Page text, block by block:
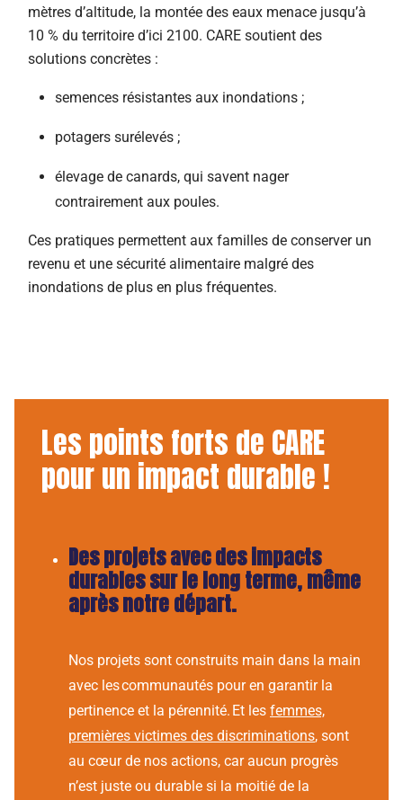
mètres d’altitude, la montée des eaux menace jusqu’à
10 % du territoire d’ici 2100. CARE soutient des
solutions concrètes :
semences résistantes aux inondations ;
potagers surélevés ;
élevage de canards, qui savent nager
contrairement aux poules.
Ces pratiques permettent aux familles de conserver un
revenu et une sécurité alimentaire malgré des
inondations de plus en plus fréquentes.
Les points forts de CARE
pour un impact durable !
Des projets avec des impacts
durables sur le long terme, même
après notre départ.
Nos projets sont construits main dans la main
avec les communautés pour en garantir la
pertinence et la pérennité. Et les femmes,
premières victimes des discriminations, sont
au cœur de nos actions, car aucun progrès
n’est juste ou durable si la moitié de la